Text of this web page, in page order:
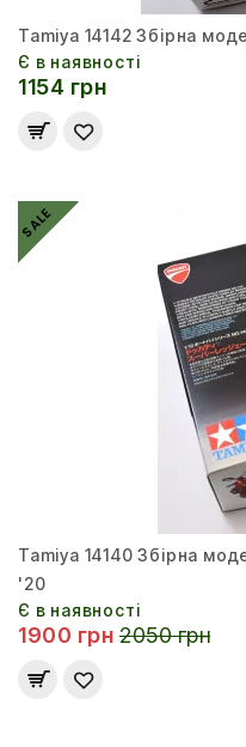
Tamiya 14142 Збірна
Є в наявності
1154 грн
SALE
Tamiya 14140 Збірна
'20
Є в наявності
1900 грн 2050 грн